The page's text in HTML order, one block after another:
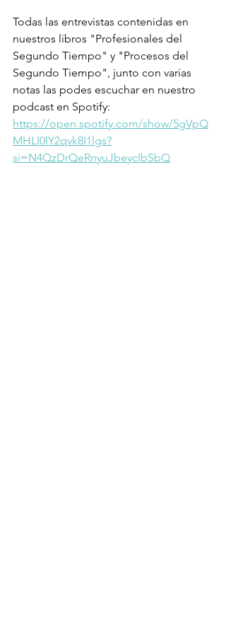
Todas las entrevistas contenidas en
nuestros libros "Profesionales del
Segundo Tiempo" y "Procesos del
Segundo Tiempo", junto con varias
notas las podes escuchar en nuestro
podcast en Spotify:
https://open.spotify.com/show/5gVpQ
MHLI0lY2qvk8I1lgs?
si=N4QzDrQeRnyuJbeycIbSbQ